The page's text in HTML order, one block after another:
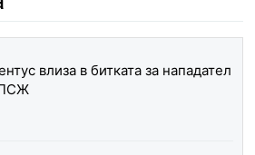
влиза в битката за нападател